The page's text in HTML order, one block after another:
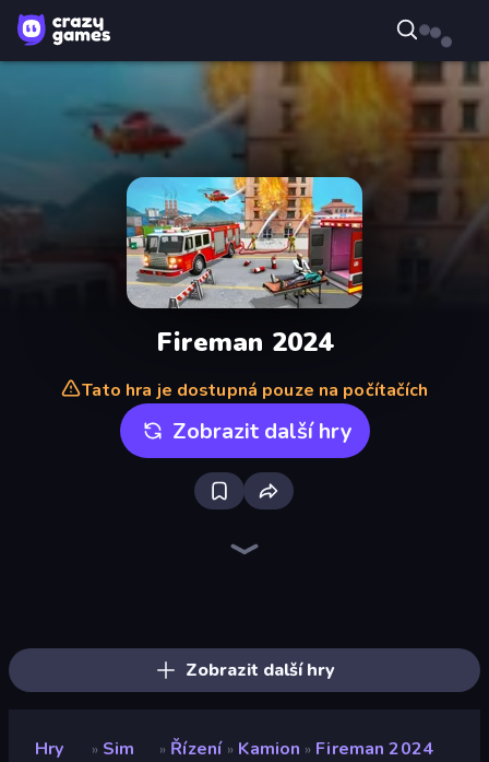
Fireman 2024
Tato hra je dostupná pouze na počítačích
Zobrazit další hry
Zobrazit další hry
Hry » Sim » Řízení » Kamion » Fireman 2024